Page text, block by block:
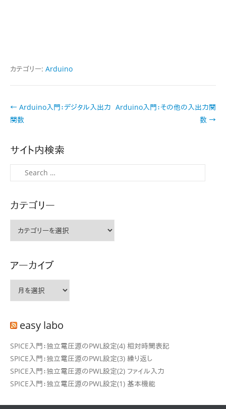
カテゴリー: Arduino
投
稿
ビ
ゲ
シ
ン
← Arduino入門：デジタル入出力
関数
Arduino入門：その他の入出力関
数 →
サイト内検索
索
カテゴリー
リ
アーカイブ
イ easy labo
SPICE入門：独立電圧源のPWL設定(4) 相対時間表記
SPICE入門：独立電圧源のPWL設定(3) 繰り返し
SPICE入門：独立電圧源のPWL設定(2) ファイル入力
SPICE入門：独立電圧源のPWL設定(1) 基本機能